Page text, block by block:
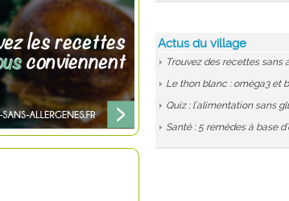
Actus du village
Trouvez des recettes sans
Le thon blanc : oméga3 et
Quiz : l'alimentation sans
Santé : 5 remèdes à base